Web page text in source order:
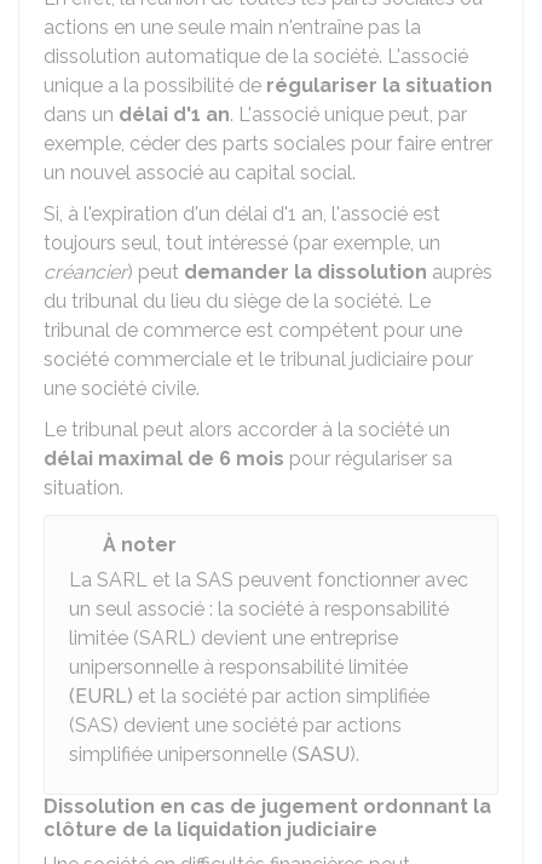
actions en une seule main n'entraîne pas la
dissolution automatique de la société. L'associé
unique a la possibilité de régulariser la situation
dans un délai d'1 an. L'associé unique peut, par
exemple, céder des parts sociales pour faire entrer
un nouvel associé au capital social.
Si, à l'expiration d'un délai d'1 an, l'associé est
toujours seul, tout intéressé (par exemple, un
créancier) peut demander la dissolution auprès
du tribunal du lieu du siège de la société. Le
tribunal de commerce est compétent pour une
société commerciale et le tribunal judiciaire pour
une société civile.
Le tribunal peut alors accorder à la société un
délai maximal de 6 mois pour régulariser sa
situation.
À noter
La SARL et la SAS peuvent fonctionner avec
un seul associé : la société à responsabilité
limitée (SARL) devient une entreprise
unipersonnelle à responsabilité limitée
(EURL) et la société par action simplifiée
(SAS) devient une société par actions
simplifiée unipersonnelle (SASU).
Dissolution en cas de jugement ordonnant la
clôture de la liquidation judiciaire